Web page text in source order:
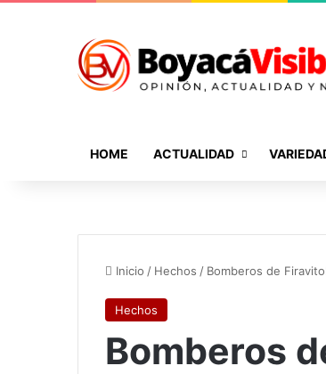
HOME ACTUALIDAD
Inicio / Hechos / Bomberos de
Hechos
Bomberos